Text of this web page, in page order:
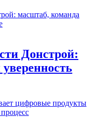
Донстрой: